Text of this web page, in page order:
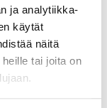
ja analytiikka-
käytät
näitä
tai joita on
joka
pohjalta